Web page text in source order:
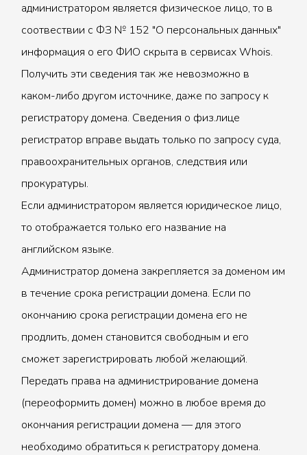
администратором является физическое лицо, то в
соотвествии с ФЗ № 152 "О персональных данных"
информация о его ФИО скрыта в сервисах Whois.
Получить эти сведения так же невозможно в
каком-либо другом источнике, даже по запросу к
регистратору домена. Сведения о физ.лице
регистратор вправе выдать только по запросу суда,
правоохранительных органов, следствия или
прокуратуры.
Если администратором является юридическое лицо,
то отображается только его название на
английском языке.
Администратор домена закрепляется за доменом им
в течение срока регистрации домена. Если по
окончанию срока регистрации домена его не
продлить, домен становится свободным и его
сможет зарегистрировать любой желающий.
Передать права на администрирование домена
(переоформить домен) можно в любое время до
окончания регистрации домена — для этого
необходимо обратиться к регистратору домена.